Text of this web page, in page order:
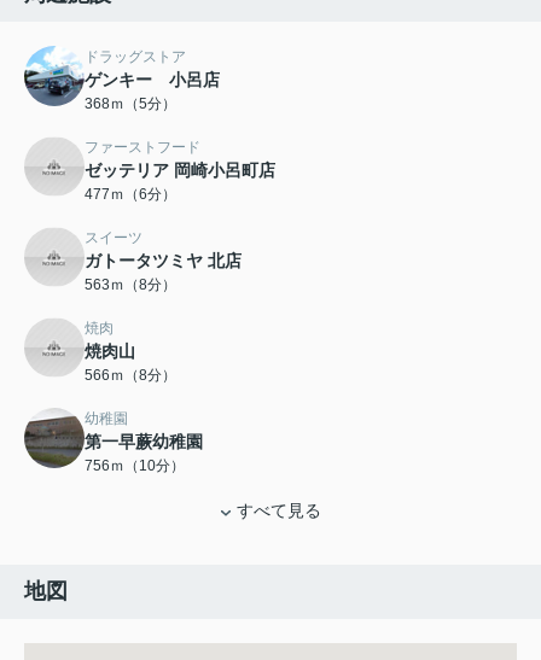
ドラッグストア
ゲンキー 小呂店
368ｍ（5分）
ファーストフード
ゼッテリア 岡崎小呂町店
477ｍ（6分）
スイーツ
ガトータツミヤ 北店
563ｍ（8分）
焼肉
焼肉山
566ｍ（8分）
幼稚園
第一早蕨幼稚園
756ｍ（10分）
すべて見る
地図